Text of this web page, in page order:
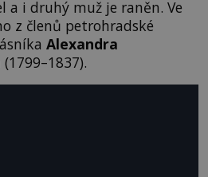
a i druhý muž je raněn. Ve
z členů petrohradské
Alexandra
(1799–1837).